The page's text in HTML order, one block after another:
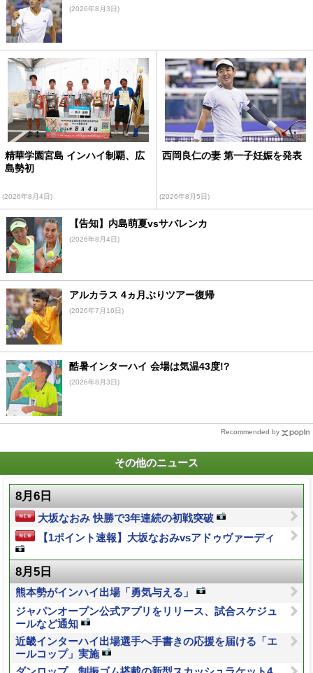
(2026年8月3日)
精華学園宮島 インハイ制覇、広
島勢初
(2026年8月4日)
西岡良仁の妻 第一子妊娠を発表
(2026年8月5日)
【告知】内島萌夏vsサバレンカ
(2026年8月4日)
アルカラス 4ヵ月ぶりツアー復帰
(2026年7月16日)
酷暑インターハイ 会場は気温43度!?
(2026年8月3日)
Recommended by
その他のニュース
8月6日
大坂なおみ 快勝で3年連続の初戦突破
【1ポイント速報】大坂なおみvsアドゥヴァーディ
8月5日
熊本勢がインハイ出場「勇気与える」
ジャパンオープン公式アプリをリリース、試合スケジュ
ールなど通知
近畿インターハイ出場選手へ手書きの応援を届ける「エ
ールコップ」実施